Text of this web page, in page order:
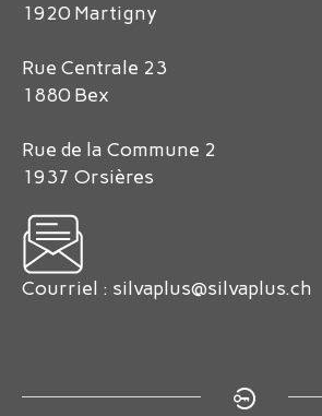
1920 Martigny
Rue Centrale 23
1880 Bex
Rue de la Commune 2
1937 Orsières
Courriel : silvaplus@silvaplus.ch